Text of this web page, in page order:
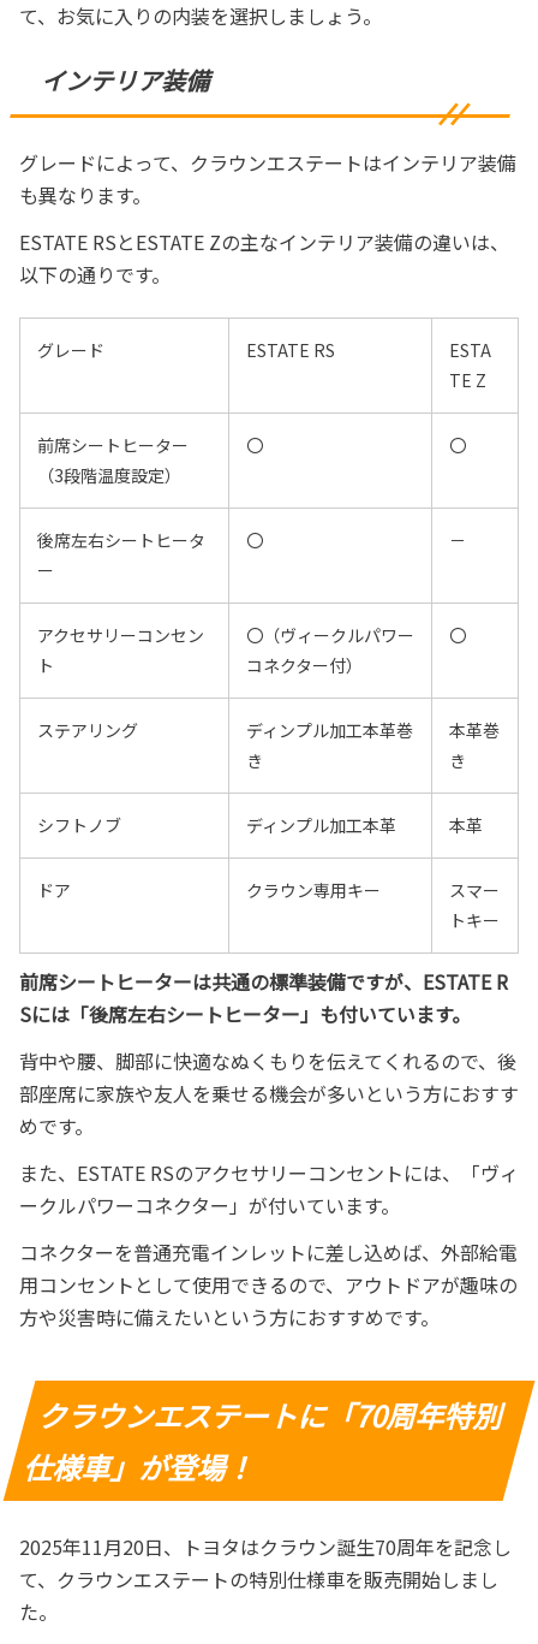
て、お気に入りの内装を選択しましょう。
インテリア装備
グレードによって、クラウンエステートはインテリア装備
も異なります。
ESTATE RSとESTATE Zの主なインテリア装備の違いは、
以下の通りです。
グレード ESTATE RS
ESTA
TE Z
前席シートヒーター
（3段階温度設定）
〇 〇
後席左右シートヒータ
ー
〇 －
アクセサリーコンセン
ト
〇（ヴィークルパワー
コネクター付）
〇
ステアリング
ディンプル加工本革巻
き
本革巻
き
シフトノブ ディンプル加工本革 本革
ドア クラウン専用キー
スマー
トキー
前席シートヒーターは共通の標準装備ですが、ESTATE R
Sには「後席左右シートヒーター」も付いています。
背中や腰、脚部に快適なぬくもりを伝えてくれるので、後
部座席に家族や友人を乗せる機会が多いという方におすす
めです。
また、ESTATE RSのアクセサリーコンセントには、「ヴィ
ークルパワーコネクター」が付いています。
コネクターを普通充電インレットに差し込めば、外部給電
用コンセントとして使用できるので、アウトドアが趣味の
方や災害時に備えたいという方におすすめです。
クラウンエステートに「70周年特別
仕様車」が登場！
2025年11月20日、トヨタはクラウン誕生70周年を記念し
て、クラウンエステートの特別仕様車を販売開始しまし
た。